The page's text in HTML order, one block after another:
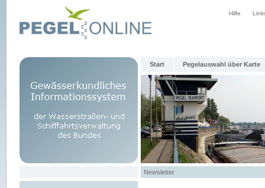
Hilfe
Start Pegelauswahl über Karte
Newsletter